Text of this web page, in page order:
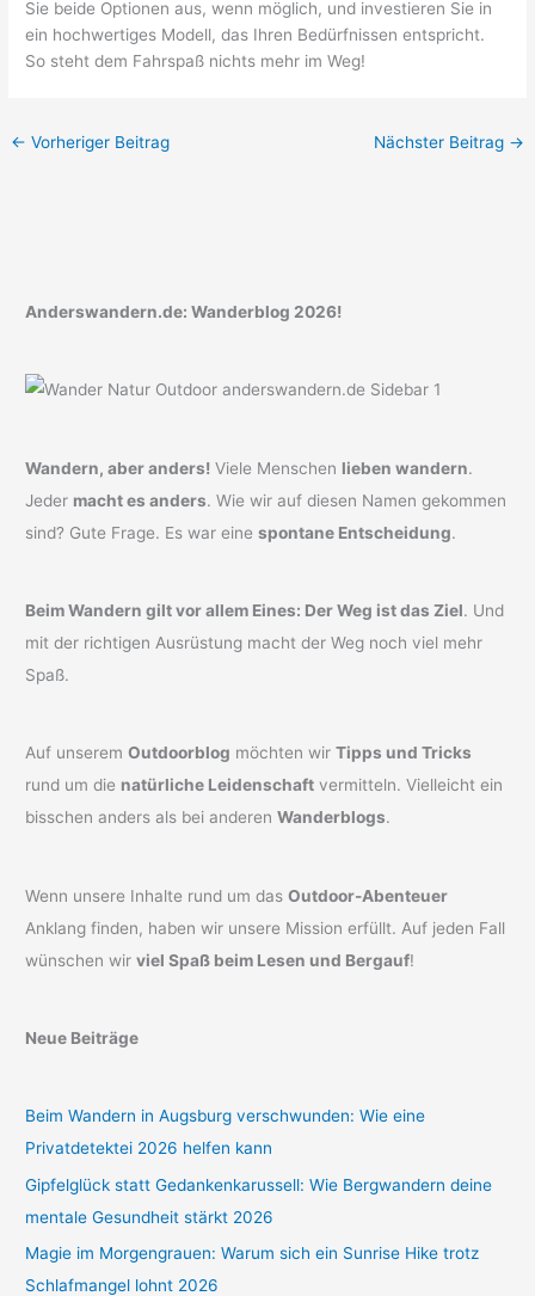
Sie beide Optionen aus, wenn möglich, und investieren Sie in
ein hochwertiges Modell, das Ihren Bedürfnissen entspricht.
So steht dem Fahrspaß nichts mehr im Weg!
← Vorheriger Beitrag Nächster Beitrag →
Anderswandern.de: Wanderblog 2026!
Wandern, aber anders! Viele Menschen lieben wandern.
Jeder macht es anders. Wie wir auf diesen Namen gekommen
sind? Gute Frage. Es war einespontane Entscheidung.
Beim Wandern gilt vor allem Eines: Der Weg ist das Ziel. Und
mit der richtigen Ausrüstung macht der Weg noch viel mehr
Spaß.
Auf unseremOutdoorblog möchten wirTipps und Tricks
rund um die natürliche Leidenschaft vermitteln. Vielleicht ein
bisschen anders als bei anderenWanderblogs.
Wenn unsere Inhalte rund um dasOutdoor-Abenteuer
Anklang finden, haben wir unsere Mission erfüllt. Auf jeden Fall
wünschen wirviel Spaß beim Lesen und Bergauf!
Neue Beiträge
Beim Wandern in Augsburg verschwunden: Wie eine
Privatdetektei 2026 helfen kann
Gipfelglück statt Gedankenkarussell: Wie Bergwandern deine
mentale Gesundheit stärkt 2026
Magie im Morgengrauen: Warum sich ein Sunrise Hike trotz
Schlafmangel lohnt 2026